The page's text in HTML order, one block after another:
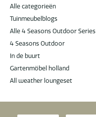
Alle categorieën
Tuinmeubelblogs
Alle 4 Seasons Outdoor Series
4 Seasons Outdoor
In de buurt
Gartenmöbel holland
All weather loungeset